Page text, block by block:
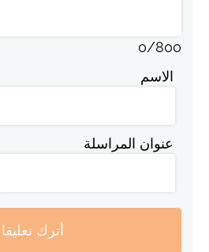
0/800
الاسم
عنوان المراسلة
أترك تعليقا